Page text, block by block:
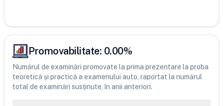
Promovabilitate: 0.00%
Numărul de examinări promovate la prima prezentare la proba
teoretică și practică a examenului auto, raportat la numărul
total de examinări susținute, în anii anteriori.